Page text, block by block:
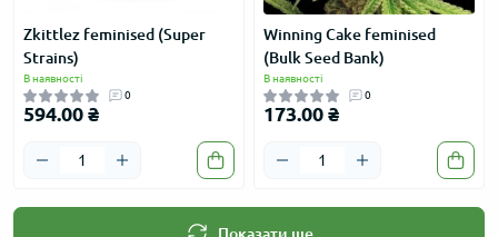
Zkittlez feminised (Super
Strains)
В наявності
0
594.00 ₴
Winning Cake feminised
(Bulk Seed Bank)
В наявності
0
173.00 ₴
Показати ще